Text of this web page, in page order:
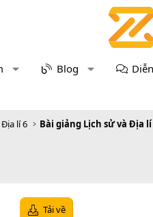
Blog
lí 6 Bài giảng Lịch sử và Địa lí
Tải về